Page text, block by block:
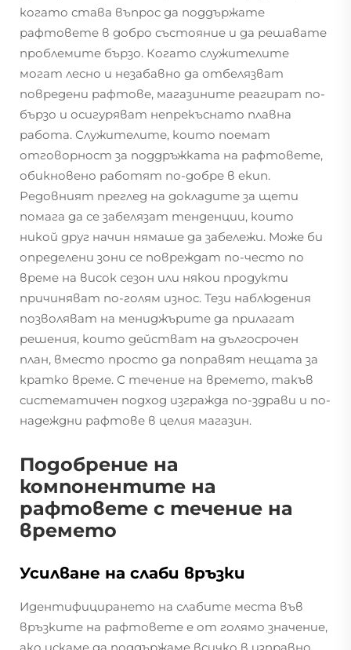
когато става въпрос да поддържате
рафтовете в добро състояние и да решавате
проблемите бързо. Когато служителите
могат лесно и незабавно да отбелязват
повредени рафтове, магазините реагират по-
бързо и осигуряват непрекъснато плавна
работа. Служителите, които поемат
отговорност за поддръжката на рафтовете,
обикновено работят по-добре в екип.
Редовният преглед на докладите за щети
помага да се забелязат тенденции, които
никой друг начин нямаше да забележи. Може би
определени зони се повреждат по-често по
време на висок сезон или някои продукти
причиняват по-голям износ. Тези наблюдения
позволяват на мениджърите да прилагат
решения, които действат на дългосрочен
план, вместо просто да поправят нещата за
кратко време. С течение на времето, такъв
систематичен подход изгражда по-здрави и по-
надеждни рафтове в целия магазин.
Подобрение на
компонентите на
рафтовете с течение на
времето
Усилване на слаби връзки
Идентифицирането на слабите места във
връзките на рафтовете е от голямо значение,